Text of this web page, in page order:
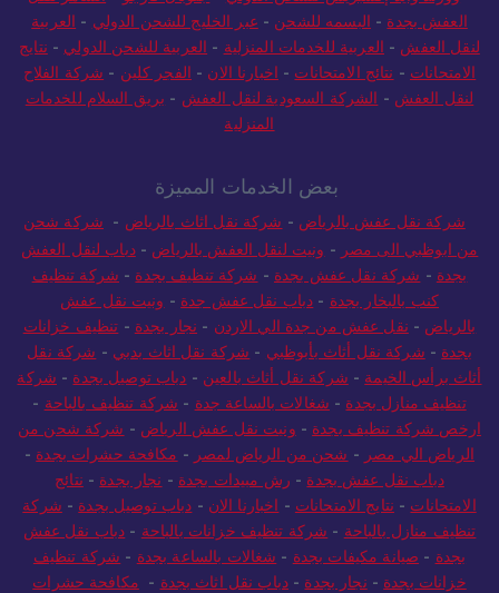
العفش بجدة - البسمه للشحن - عبر الخليج للشحن الدولي - العربية
لنقل العفش - العربية للخدمات المنزلية - العربية للشحن الدولي - نتايج
الامتحانات - نتائج الامتحانات - اخبارنا الان - الفجر كلين - شركة الفلاح
لنقل العفش - الشركة السعودية لنقل العفش - بريق السلام للخدمات
المنزلية
بعض الخدمات المميزة
شركة نقل عفش بالرياض - شركة نقل اثاث بالرياض - شركة شحن
من ابوظبي الى مصر - ونيت لنقل العفش بالرياض -دباب لنقل العفش
بجدة - شركة نقل عفش بجدة - شركة تنظيف بجدة - شركة تنظيف
كنب بالبخار بجدة - دباب نقل عفش جدة - ونيت نقل عفش
بالرياض - نقل عفش من جدة الي الاردن - نجار بجدة - تنظيف خزانات
بجدة - شركة نقل أثاث بأبوظبي - شركة نقل اثاث بدبي - شركة نقل
أثاث برأس الخيمة - شركة نقل أثاث بالعين - دباب توصيل بجدة - شركة
تنظيف منازل بجدة - شغالات بالساعة جدة - شركة تنظيف بالباحة -
ارخص شركة تنظيف بجدة - ونيت نقل عفش الرياض - شركة شحن من
الرياض الي مصر - شحن من الرياض لمصر - مكافحة حشرات بجدة -
دباب نقل عفش بجدة - رش مبيدات بجدة - نجار بجدة - نتائج
الامتحانات - نتايج الامتحانات - اخبارنا الان - دباب توصيل بجدة - شركة
تنظيف منازل بالباحة - شركة تنظيف خزانات بالباحة - دباب نقل عفش
بجدة - صيانة مكيفات بجدة - شغالات بالساعة بجدة - شركة تنظيف
خزانات بجدة - نجار بجدة - دباب نقل اثاث بجدة - مكافحة حشرات